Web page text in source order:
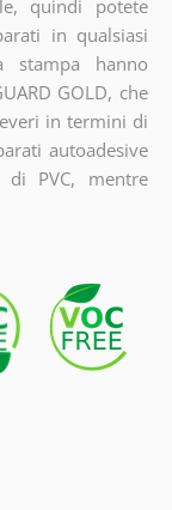
quindi potete
in qualsiasi
stampa hanno
GOLD, che
in termini di
autoadesive
PVC, mentre